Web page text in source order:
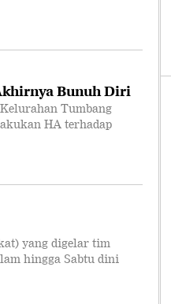
Bunuh Diri
Tumbang
HA terhadap
yang digelar tim
hingga Sabtu dini